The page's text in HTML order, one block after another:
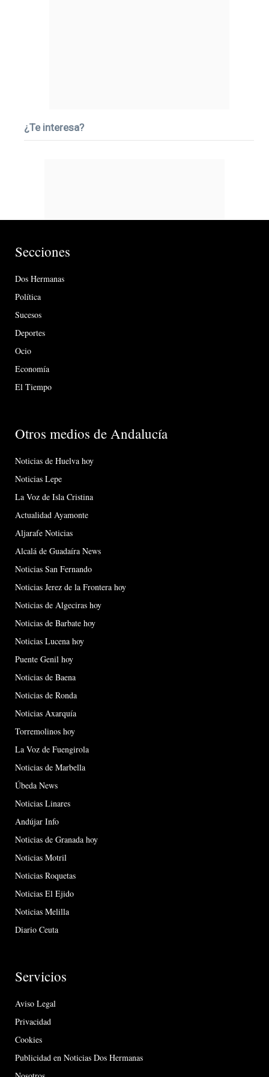
¿Te interesa?
Secciones
Dos Hermanas
Política
Sucesos
Deportes
Ocio
Economía
El Tiempo
Otros medios de Andalucía
Noticias de Huelva hoy
Noticias Lepe
La Voz de Isla Cristina
Actualidad Ayamonte
Aljarafe Noticias
Alcalá de Guadaíra News
Noticias San Fernando
Noticias Jerez de la Frontera hoy
Noticias de Algeciras hoy
Noticias de Barbate hoy
Noticias Lucena hoy
Puente Genil hoy
Noticias de Baena
Noticias de Ronda
Noticias Axarquía
Torremolinos hoy
La Voz de Fuengirola
Noticias de Marbella
Úbeda News
Noticias Linares
Andújar Info
Noticias de Granada hoy
Noticias Motril
Noticias Roquetas
Noticias El Ejido
Noticias Melilla
Diario Ceuta
Servicios
Aviso Legal
Privacidad
Cookies
Publicidad en Noticias Dos Hermanas